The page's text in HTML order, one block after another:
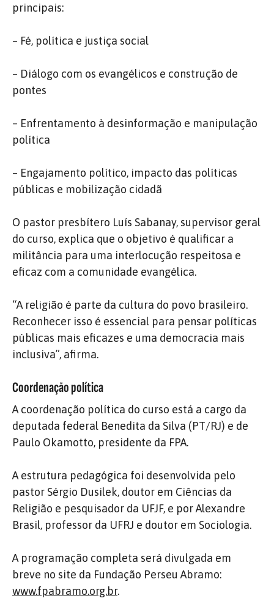
principais:
– Fé, política e justiça social
– Diálogo com os evangélicos e construção de
pontes
– Enfrentamento à desinformação e manipulação
política
– Engajamento político, impacto das políticas
públicas e mobilização cidadã
O pastor presbítero Luís Sabanay, supervisor geral
do curso, explica que o objetivo é qualificar a
militância para uma interlocução respeitosa e
eficaz com a comunidade evangélica.
“A religião é parte da cultura do povo brasileiro.
Reconhecer isso é essencial para pensar políticas
públicas mais eficazes e uma democracia mais
inclusiva”, afirma.
Coordenação política
A coordenação política do curso está a cargo da
deputada federal Benedita da Silva (PT/RJ) e de
Paulo Okamotto, presidente da FPA.
A estrutura pedagógica foi desenvolvida pelo
pastor Sérgio Dusilek, doutor em Ciências da
Religião e pesquisador da UFJF, e por Alexandre
Brasil, professor da UFRJ e doutor em Sociologia.
A programação completa será divulgada em
breve no site da Fundação Perseu Abramo:
www.fpabramo.org.br.